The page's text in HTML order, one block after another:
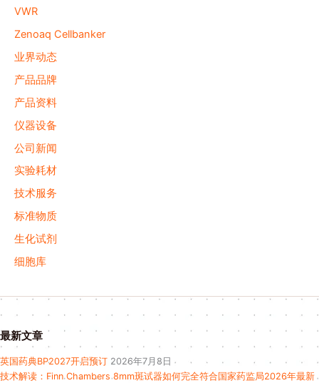
VWR
Zenoaq Cellbanker
业界动态
产品品牌
产品资料
仪器设备
公司新闻
实验耗材
技术服务
标准物质
生化试剂
细胞库
最新文章
英国药典BP2027开启预订 2026年7月8日
技术解读：Finn Chambers 8mm斑试器如何完全符合国家药监局2026年最新